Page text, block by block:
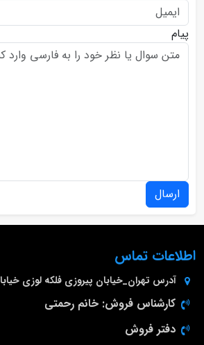
پیام
ارسال
اطلاعات تماس
آدرس تهران_خیابان پیروزی فلکه لوزی
کارشناس فروش: خانم رحمتی
دفتر فروش